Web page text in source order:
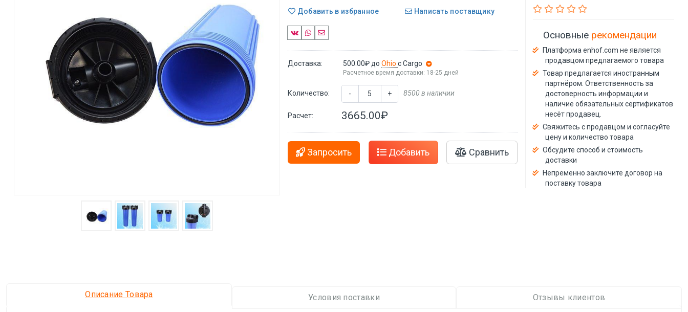
Добавить в избранное
Написать поставщику
Доставка: 500.00₽ доOhioс Cargo
Расчетное время доставки: 18-25 дней
Количество: - + 8500 в наличии
Расчет: 3665.00₽
Запросить Добавить Сравнить
Основные рекомендации
Платформа enhof.com не является
продавцом предлагаемого товара
Товар предлагается иностранным
партнёром. Ответственность за
достоверность информации и
наличие обязательных сертификатов
несёт продавец.
Свяжитесь с продавцом и согласуйте
цену и количество товара
Обсудите способ и стоимость
доставки
Непременно заключите договор на
поставку товара
Описание Товара Условия поставки Отзывы клиентов